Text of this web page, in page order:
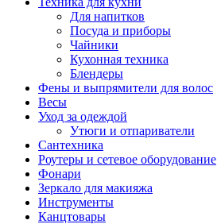
Для напитков
Посуда и приборы
Чайники
Кухонная техника
Блендеры
Фены и выпрямители для волос
Весы
Уход за одеждой
Утюги и отпариватели
Сантехника
Роутеры и сетевое оборудование
Фонари
Зеркало для макияжа
Инструменты
Канцтовары